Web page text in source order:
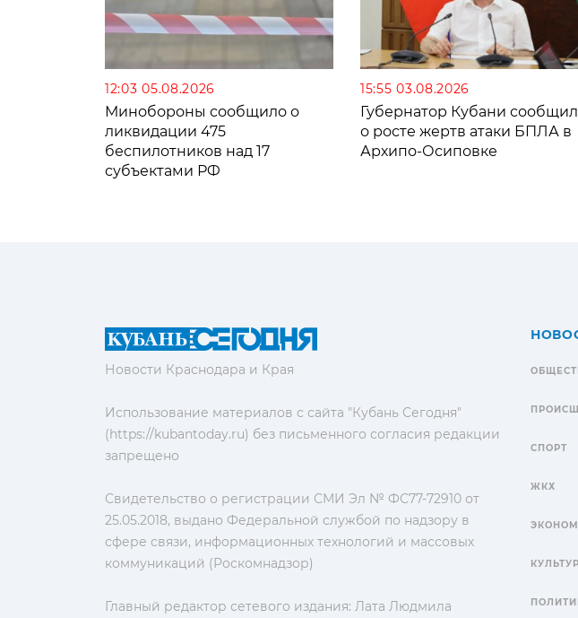
12:03 05.08.2026
Минобороны сообщило о
ликвидации 475
беспилотников над 17
субъектами РФ
15:55 03.08.2026
Губернатор Кубани сообщил
о росте жертв атаки БПЛА в
Архипо-Осиповке
Новости Краснодара и Края
Использование материалов с сайта "Кубань Сегодня"
(https://kubantoday.ru) без письменного согласия редакции
запрещено
Свидетельство о регистрации СМИ Эл № ФС77-72910 от
25.05.2018, выдано Федеральной службой по надзору в
сфере связи, информационных технологий и массовых
коммуникаций (Роскомнадзор)
Главный редактор сетевого издания: Лата Людмила
СПОРТ
ЖКХ